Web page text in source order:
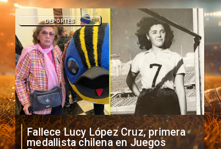
Fallece Lucy López Cruz, primera
medallista chilena en Juegos
DEPORTES